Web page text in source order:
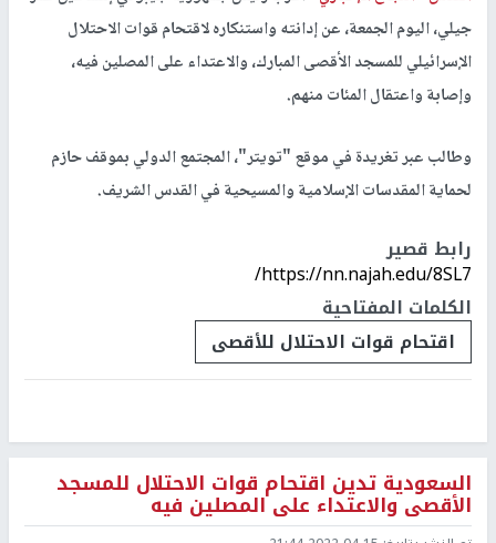
جيلي، اليوم الجمعة، عن إدانته واستنكاره لاقتحام قوات الاحتلال
الإسرائيلي للمسجد الأقصى المبارك، والاعتداء على المصلين فيه،
وإصابة واعتقال المئات منهم.
وطالب عبر تغريدة في موقع "تويتر"، المجتمع الدولي بموقف حازم
لحماية المقدسات الإسلامية والمسيحية في القدس الشريف.
رابط قصير
https://nn.najah.edu/8SL7/
الكلمات المفتاحية
اقتحام قوات الاحتلال للأقصى
السعودية تدين اقتحام قوات الاحتلال للمسجد
الأقصى والاعتداء على المصلين فيه